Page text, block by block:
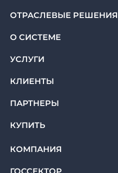
ОТРАСЛЕВЫЕ РЕШЕНИЯ
О СИСТЕМЕ
УСЛУГИ
КЛИЕНТЫ
ПАРТНЕРЫ
КУПИТЬ
КОМПАНИЯ